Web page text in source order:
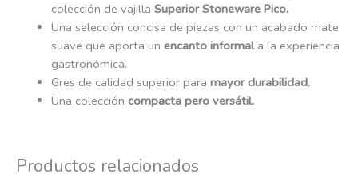
colección de vajilla Superior Stoneware Pico.
Una selección concisa de piezas con un acabado mate
suave que aporta un encanto informala la experiencia
gastronómica.
Gres de calidad superior para mayor durabilidad.
Una colección compacta pero versátil.
Productos relacionados